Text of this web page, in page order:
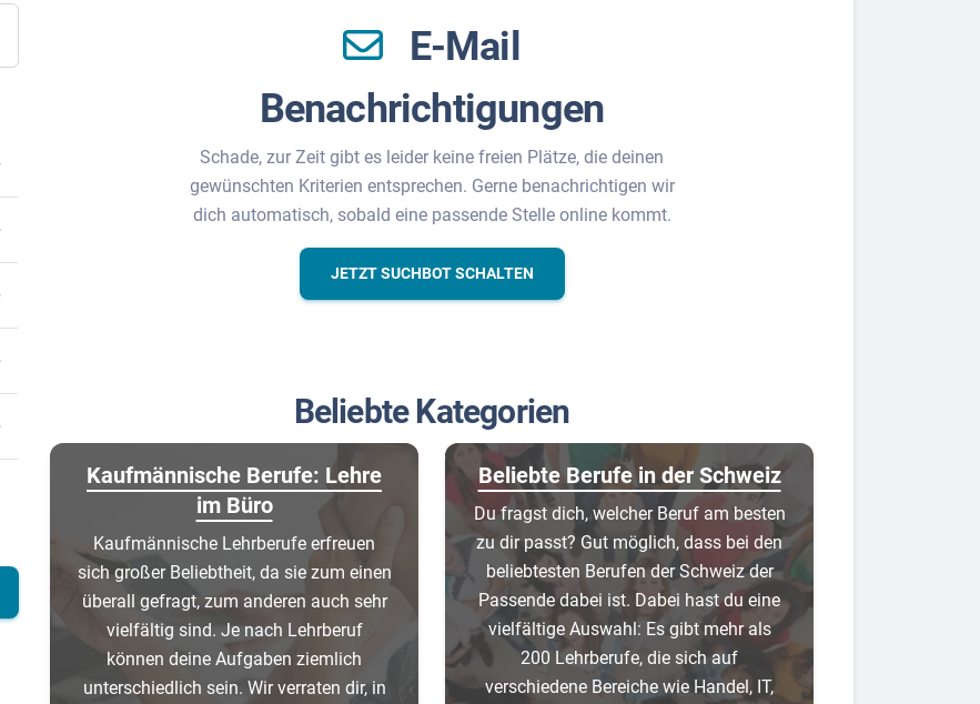
E-Mail
Benachrichtigungen
Schade, zur Zeit gibt es leider keine freien Plätze, die deinen
gewünschten Kriterien entsprechen. Gerne benachrichtigen wir
dich automatisch, sobald eine passende Stelle online kommt.
JETZT SUCHBOT SCHALTEN
Beliebte Kategorien
Kaufmännische Berufe: Lehre
im Büro
Kaufmännische Lehrberufe erfreuen
sich großer Beliebtheit, da sie zum einen
überall gefragt, zum anderen auch sehr
vielfältig sind. Je nach Lehrberuf
können deine Aufgaben ziemlich
unterschiedlich sein. Wir verraten dir, in
Beliebte Berufe in der Schweiz
Du fragst dich, welcher Beruf am besten
zu dir passt? Gut möglich, dass bei den
beliebtesten Berufen der Schweiz der
Passende dabei ist. Dabei hast du eine
vielfältige Auswahl: Es gibt mehr als
200 Lehrberufe, die sich auf
verschiedene Bereiche wie Handel, IT,